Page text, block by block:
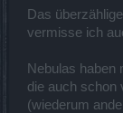
Das
vermisse ich
Nebulas haben
die auch schon
(wiederum